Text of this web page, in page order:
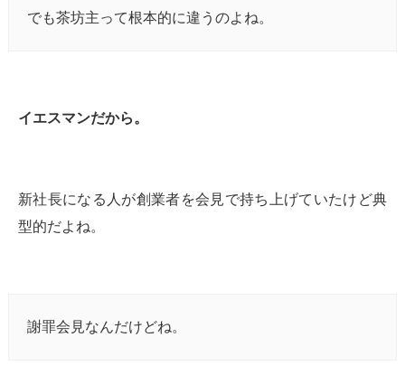
でも茶坊主って根本的に違うのよね。
イエスマンだから。
新社長になる人が創業者を会見で持ち上げていたけど典
型的だよね。
謝罪会見なんだけどね。